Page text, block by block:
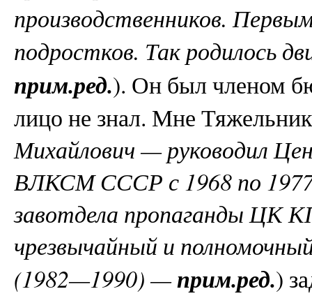
производственников.
подростков. Так родилось
прим.ред.). Он был членом
лицо не знал. Мне
Михайлович — руководил
ВЛКСМ СССР с 1968 по 1977
завотдела пропаганды ЦК
чрезвычайный и
(1982—1990) —прим.ред.)